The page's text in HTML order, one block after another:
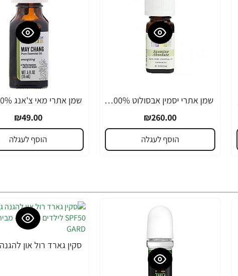
שמן אתרי יסמין אבסולוט 100% טהור - שמן רומנטי 3.7 מ”ל - מבית Aura Cacia
₪260.00
הוסף לעגלה
₪49.00
הוסף לעגלה